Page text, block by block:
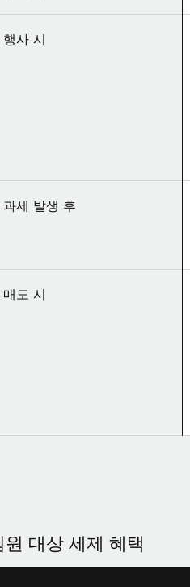
행사 시
과세 발생 후
매도 시
원 대상 세제 혜택